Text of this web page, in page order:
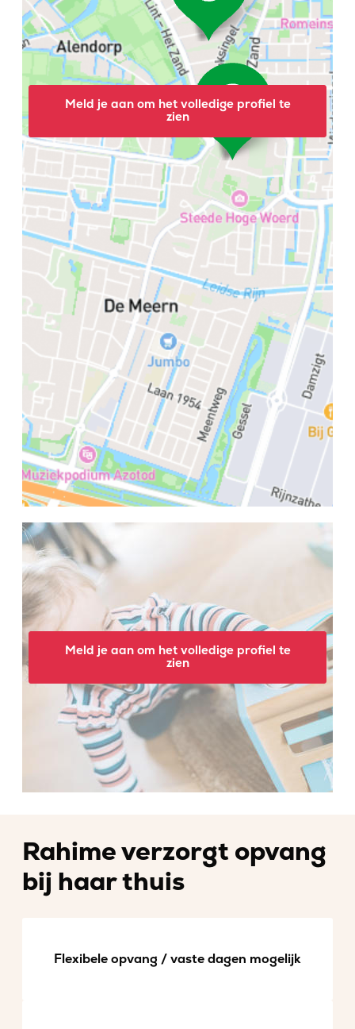
Meld je aan om het volledige profiel te
zien
Meld je aan om het volledige profiel te
zien
Rahime verzorgt opvang
bij haar thuis
Flexibele opvang / vaste dagen mogelijk